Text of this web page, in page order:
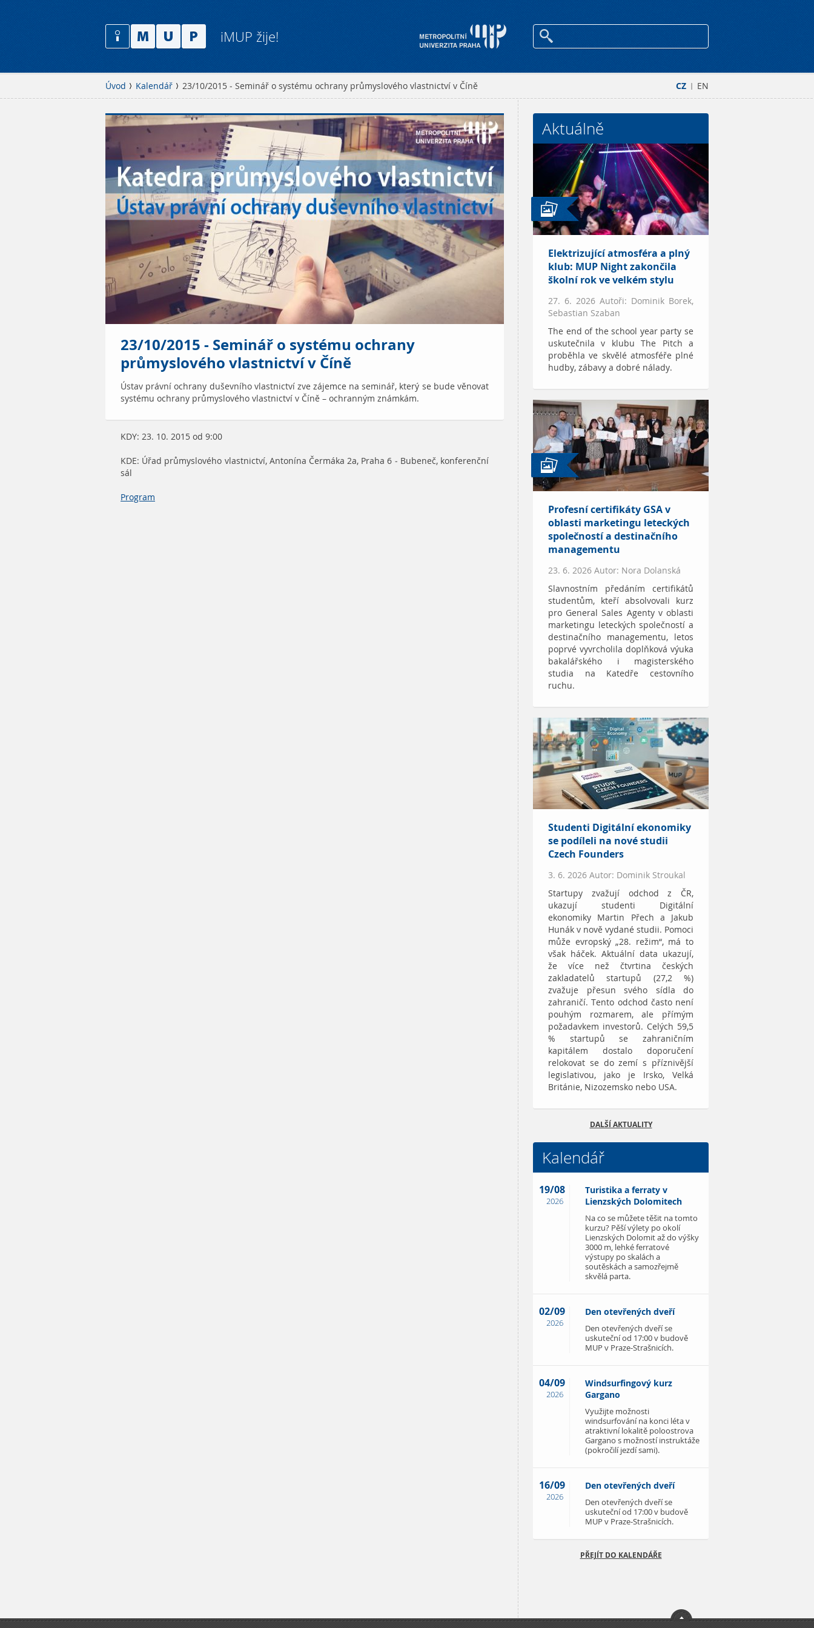
iMUP žije!
CZ | EN
Úvod Kalendář 23/10/2015 - Seminář o systému ochrany průmyslového vlastnictví v Číně
23/10/2015 - Seminář o systému ochrany
průmyslového vlastnictví v Číně
Ústav právní ochrany duševního vlastnictví zve zájemce na seminář, který se bude věnovat
systému ochrany průmyslového vlastnictví v Číně – ochranným známkám.
KDY: 23. 10. 2015 od 9:00
KDE: Úřad průmyslového vlastnictví, Antonína Čermáka 2a, Praha 6 - Bubeneč, konferenční
sál
Program
Aktuálně
Elektrizující atmosféra a plný
klub: MUP Night zakončila
školní rok ve velkém stylu
27. 6. 2026 Autoři: Dominik Borek,
Sebastian Szaban
The end of the school year party se
uskutečnila v klubu The Pitch a
proběhla ve skvělé atmosféře plné
hudby, zábavy a dobré nálady.
Profesní certifikáty GSA v
oblasti marketingu leteckých
společností a destinačního
managementu
23. 6. 2026 Autor: Nora Dolanská
Slavnostním předáním certifikátů
studentům, kteří absolvovali kurz
pro General Sales Agenty v oblasti
marketingu leteckých společností a
destinačního managementu, letos
poprvé vyvrcholila doplňková výuka
bakalářského i magisterského
studia na Katedře cestovního
ruchu.
Studenti Digitální ekonomiky
se podíleli na nové studii
Czech Founders
3. 6. 2026 Autor: Dominik Stroukal
Startupy zvažují odchod z ČR,
ukazují studenti Digitální
ekonomiky Martin Přech a Jakub
Hunák v nově vydané studii. Pomoci
může evropský „28. režim“, má to
však háček. Aktuální data ukazují,
že více než čtvrtina českých
zakladatelů startupů (27,2 %)
zvažuje přesun svého sídla do
zahraničí. Tento odchod často není
pouhým rozmarem, ale přímým
požadavkem investorů. Celých 59,5
% startupů se zahraničním
kapitálem dostalo doporučení
relokovat se do zemí s příznivější
legislativou, jako je Irsko, Velká
Británie, Nizozemsko nebo USA.
DALŠÍ AKTUALITY
Kalendář
19/08
2026
Turistika a ferraty v
Lienzských Dolomitech
Na co se můžete těšit na tomto
kurzu? Pěší výlety po okolí
Lienzských Dolomit až do výšky
3000 m, lehké ferratové
výstupy po skalách a
soutěskách a samozřejmě
skvělá parta.
02/09
2026
Den otevřených dveří
Den otevřených dveří se
uskuteční od 17:00 v budově
MUP v Praze-Strašnicích.
04/09
2026
Windsurfingový kurz
Gargano
Využijte možnosti
windsurfování na konci léta v
atraktivní lokalitě poloostrova
Gargano s možností instruktáže
(pokročilí jezdí sami).
16/09
2026
Den otevřených dveří
Den otevřených dveří se
uskuteční od 17:00 v budově
MUP v Praze-Strašnicích.
PŘEJÍT DO KALENDÁŘE